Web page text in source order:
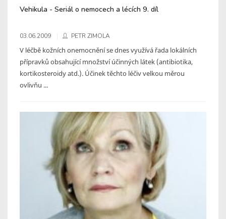
Vehikula - Seriál o nemocech a lécích 9. díl
03.06.2009 PETR ZIMOLA
V léčbě kožních onemocnění se dnes využívá řada lokálních
přípravků obsahující množství účinných látek (antibiotika,
kortikosteroidy atd.). Účinek těchto léčiv velkou měrou
ovlivňu ...